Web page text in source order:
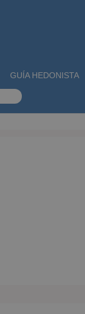
GUÍA HEDONISTA